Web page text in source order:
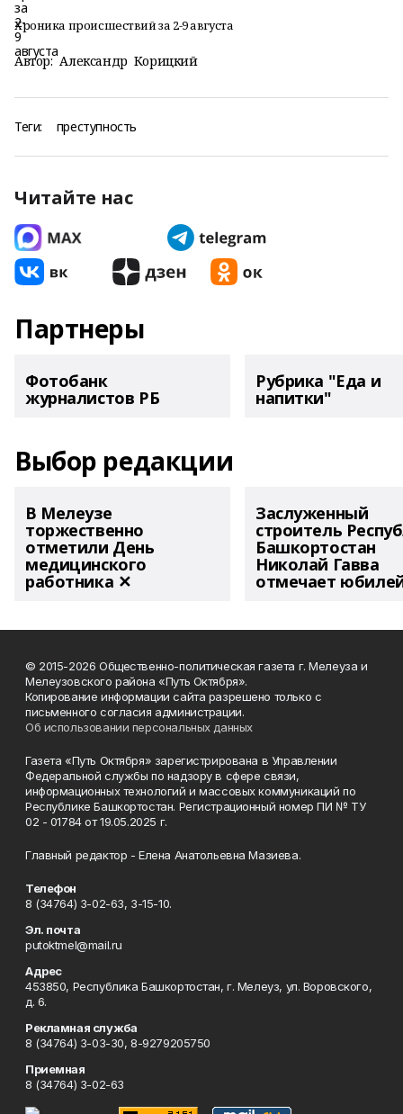
Хроника происшествий за 2-9 августа
Автор: Александр Корицкий
Теги: преступность
Читайте нас
Партнеры
Фотобанк
журналистов РБ
Рубрика "Еда и
напитки"
Выбор редакции
В Мелеузе
торжественно
отметили День
медицинского
работника ✕
Заслуженный
строитель
Башкортостан
Николай Гавва
отмечает
© 2015-2026 Общественно-политическая газета г. Мелеуза и
Мелеузовского района «Путь Октября».
Копирование информации сайта разрешено только с
письменного согласия администрации.
Об использовании персональных данных
Газета «Путь Октября» зарегистрирована в Управлении
Федеральной службы по надзору в сфере связи,
информационных технологий и массовых коммуникаций по
Республике Башкортостан. Регистрационный номер ПИ № ТУ
02 - 01784 от 19.05.2025 г.
Главный редактор - Елена Анатольевна Мазиева.
Телефон
8 (34764) 3-02-63, 3-15-10.
Эл. почта
putoktmel@mail.ru
Адрес
453850, Республика Башкортостан, г. Мелеуз, ул. Воровского,
д. 6.
Рекламная служба
8 (34764) 3-03-30, 8-9279205750
Приемная
8 (34764) 3-02-63